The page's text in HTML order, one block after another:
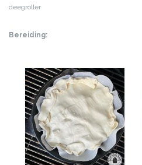
deegroller
Bereiding: